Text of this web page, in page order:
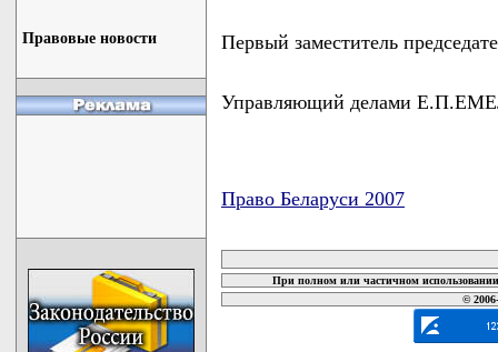
Правовые новости Первый заместитель
Управляющий делами
Право Беларуси 2007
При полном или частичном
©